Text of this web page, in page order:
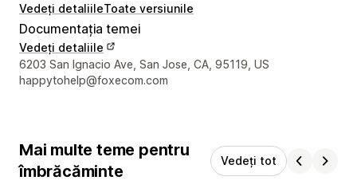
Vedeți detaliileToate versiunile
Documentația temei
Vedeți detaliile
Detaliile de contact ale designerului
6203 San Ignacio Ave, San Jose, CA, 95119, US
happytohelp@foxecom.com
Mai multe teme pentru
îmbrăcăminte
Vedeți tot